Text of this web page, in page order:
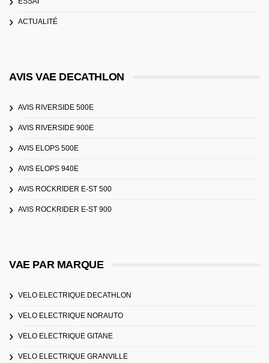
ACTUALITÉ
AVIS VAE DECATHLON
AVIS RIVERSIDE 500E
AVIS RIVERSIDE 900E
AVIS ELOPS 500E
AVIS ELOPS 940E
AVIS ROCKRIDER E-ST 500
AVIS ROCKRIDER E-ST 900
VAE PAR MARQUE
VELO ELECTRIQUE DECATHLON
VELO ELECTRIQUE NORAUTO
VELO ELECTRIQUE GITANE
VELO ELECTRIQUE GRANVILLE